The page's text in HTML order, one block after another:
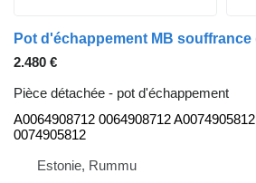
2.480 €
Pièce détachée - pot d'échappement
A0064908712 0064908712 A0074905812
0074905812
Estonie, Rummu